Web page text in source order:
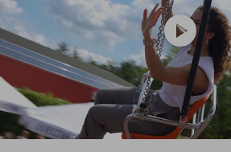
play_circle